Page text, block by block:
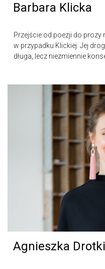
Barbara Klicka
Przejście od poezji do prozy
w przypadku Klickiej. Jej
długa, lecz niezmiennie
Agnieszka